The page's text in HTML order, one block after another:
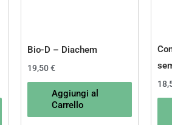
possono
essere
nella
Bio-D – Diachem
19,50€
Aggiungi al
Carrello